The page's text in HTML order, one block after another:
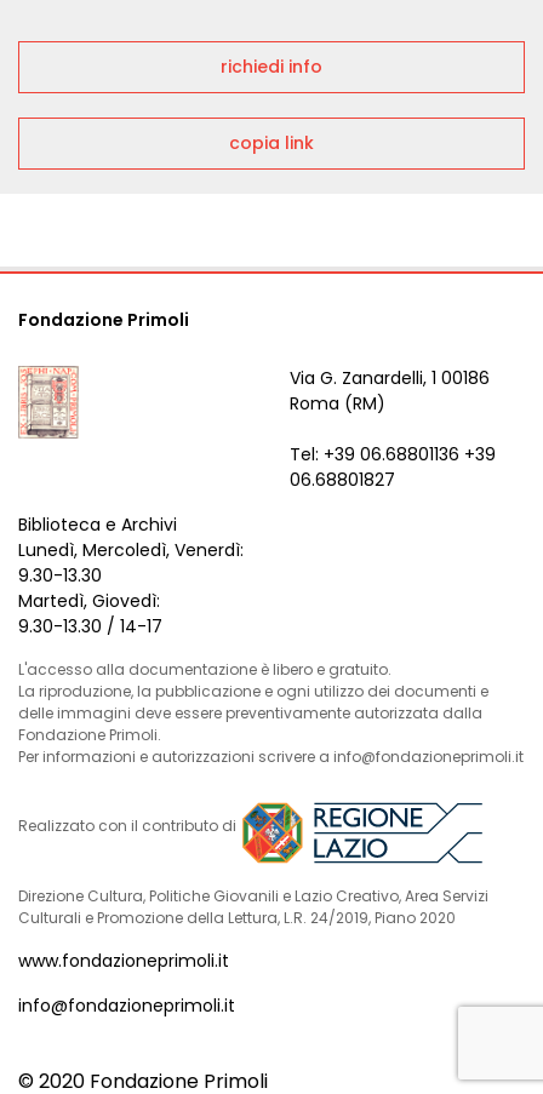
richiedi info
copia link
Fondazione Primoli
Via G. Zanardelli, 1 00186
Roma (RM)
Tel: +39 06.68801136 +39
06.68801827
Biblioteca e Archivi
Lunedì, Mercoledì, Venerdì:
9.30-13.30
Martedì, Giovedì:
9.30-13.30 / 14-17
L'accesso alla documentazione è libero e gratuito.
La riproduzione, la pubblicazione e ogni utilizzo dei documenti e
delle immagini deve essere preventivamente autorizzata dalla
Fondazione Primoli.
Per informazioni e autorizzazioni scrivere a info@fondazioneprimoli.it
Realizzato con il contributo di
Direzione Cultura, Politiche Giovanili e Lazio Creativo, Area Servizi
Culturali e Promozione della Lettura, L.R. 24/2019, Piano 2020
www.fondazioneprimoli.it
info@fondazioneprimoli.it
© 2020 Fondazione Primoli